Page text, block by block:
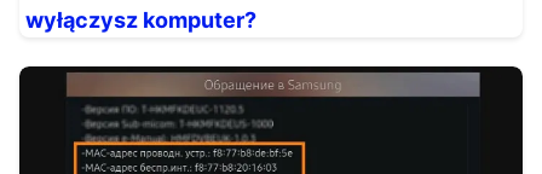
wyłączysz komputer?